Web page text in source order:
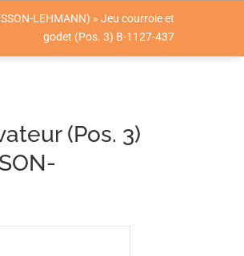
LEHMANN) » Jeu courroie et
godet (Pos. 3) B-1127-437
(Pos. 3)